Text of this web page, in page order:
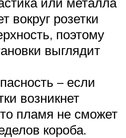
вокруг розетки
поэтому
выглядит
– если
возникнет
пламя не сможет
короба.